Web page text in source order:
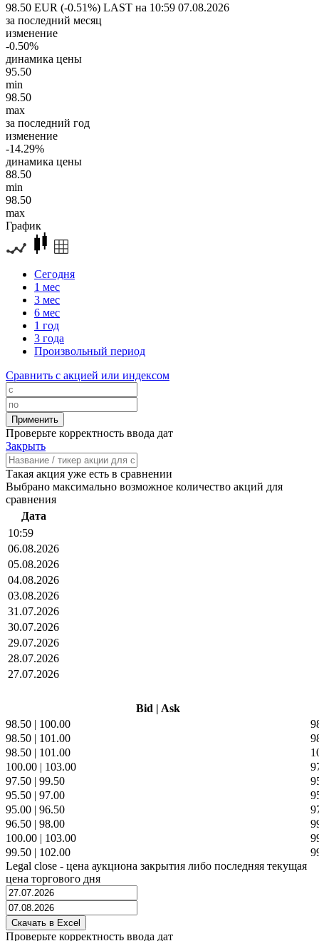
98.50 EUR (-0.51%) LAST на 10:59 07.08.2026
за последний месяц
изменение
-0.50%
динамика цены
95.50
min
98.50
max
за последний год
изменение
-14.29%
динамика цены
88.50
min
98.50
max
График
Сегодня
1 мес
3 мес
6 мес
1 год
3 года
Произвольный период
Сравнить с акцией или индексом
Проверьте корректность ввода дат
Закрыть
Такая акция уже есть в сравнении
Выбрано максимально возможное количество акций для
сравнения
Дата
10:59
06.08.2026
05.08.2026
04.08.2026
03.08.2026
31.07.2026
30.07.2026
29.07.2026
28.07.2026
27.07.2026
Bid | Ask
98.50 | 100.00
98.50 | 101.00
98.50 | 101.00
100.00 | 103.00
97.50 | 99.50
95.50 | 97.00
95.00 | 96.50
96.50 | 98.00
100.00 | 103.00
99.50 | 102.00
Legal close - цена аукциона закрытия либо последняя текущая
цена торгового дня
Проверьте корректность ввода дат